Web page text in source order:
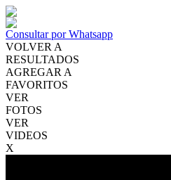
Consultar por Whatsapp
VOLVER A
RESULTADOS
AGREGAR A
FAVORITOS
VER
FOTOS
VER
VIDEOS
X